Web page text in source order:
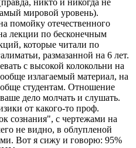
никто и никогда не
мировой уровень).
помойку отечественного
лекции по бесконечным
которые читали по
размазанной на 6 лет.
с высокой колокольни на
излагаемый материал, на
студентам. Отношение
дело молчать и слушать.
от какого-то проф.
сознания", с чертежами на
не видно, в облупленой
Вот я сижу и говорю: 95%